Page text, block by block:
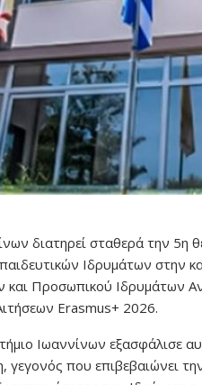
διατηρεί σταθερά την 5η
Ιδρυμάτων στην
και Προσωπικού Ιδρυμάτων
Erasmus+ 2026.
Ιωαννίνων εξασφάλισε
που επιβεβαιώνει